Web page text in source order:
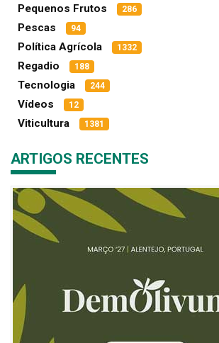
Pequenos Frutos 286
Pescas 94
Política Agrícola 1332
Regadio 188
Tecnologia 244
Vídeos 12
Viticultura 1381
ARTIGOS RECENTES